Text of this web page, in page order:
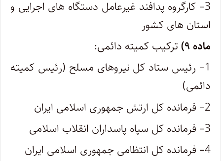
3– کارگروه پدافند غیرعامل دستگاه های اجرایی و
استان های کشور
ماده ۹)
ترکیب کمیته دائمی:
1– رئیس ستاد کل نیروهای مسلح (رئیس کمیته
دائمی)
2– فرمانده کل ارتش جمهوری اسلامی ایران
3– فرمانده کل سپاه پاسداران انقلاب اسلامی
4– فرمانده کل انتظامی جمهوری اسلامی ایران